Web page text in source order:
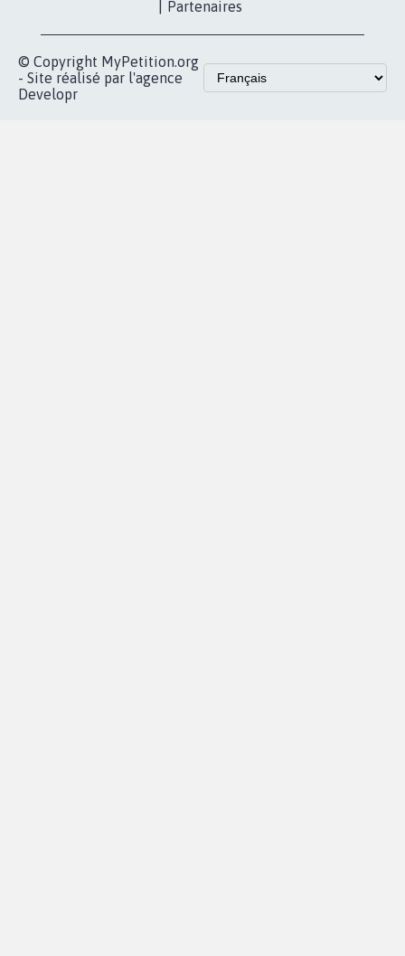
Partenaires
© Copyright MyPetition.org
- Site réalisé par l'agence
Developr